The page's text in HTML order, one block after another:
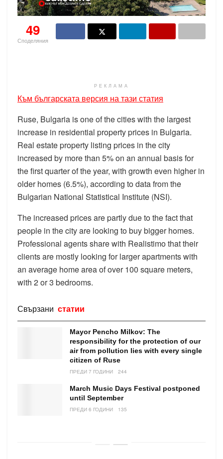
49
Споделяния
РЕКЛАМА
Към българската версия на тази статия
Ruse, Bulgaria is one of the cities with the largest
increase in residential property prices in Bulgaria.
Real estate property listing prices in the city
increased by more than 5% on an annual basis for
the first quarter of the year, with growth even higher in
older homes (6.5%), according to data from the
Bulgarian National Statistical Institute (NSI).
The increased prices are partly due to the fact that
people in the city are looking to buy bigger homes.
Professional agents share with Realistimo that their
clients are mostly looking for larger apartments with
an average home area of ​​over 100 square meters,
with 2 or 3 bedrooms.
Свързани статии
Mayor Pencho Milkov: The
responsibility for the protection of our
air from pollution lies with every single
citizen of Ruse
ПРЕДИ 7 ГОДИНИ 244
March Music Days Festival postponed
until September
ПРЕДИ 6 ГОДИНИ 135